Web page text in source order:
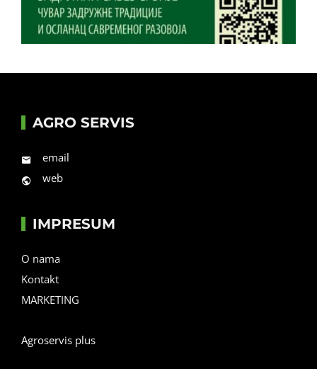
AGRO SERVIS
email
web
IMPRESUM
O nama
Kontakt
MARKETING
Agroservis plus